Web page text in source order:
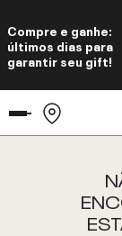
Compre e ganhe:
últimos dias para
garantir seu gift!